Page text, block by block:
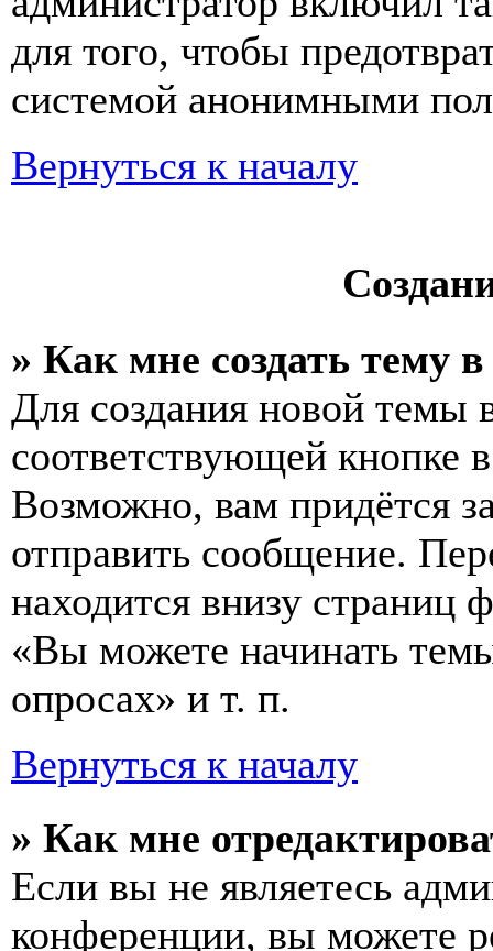
для того, чтобы
системой анонимными
Вернуться к началу
» Как мне создать тему
Для создания новой темы
соответствующей кнопке
Возможно, вам придётся
отправить сообщение.
находится внизу
«Вы можете начинать
опросах» и т. п.
Вернуться к началу
» Как мне
Если вы не являетесь
конференции, вы можете